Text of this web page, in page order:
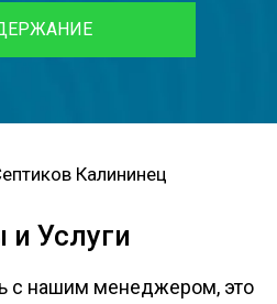
Калининец
Услуги
с нашим менеджером, это